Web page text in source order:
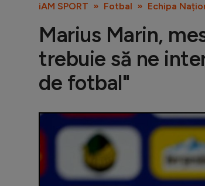
iAM SPORT Fotbal Echipa
Marius Marin,
trebuie să ne
de fotbal"